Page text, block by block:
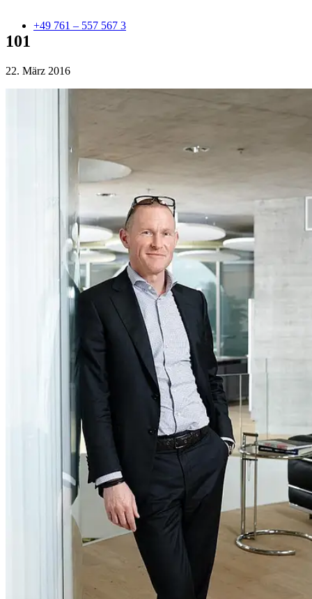
+49 761 – 557 567 3
People
Lifestyle
Corporate
Sports
Uniques
101
22. März 2016